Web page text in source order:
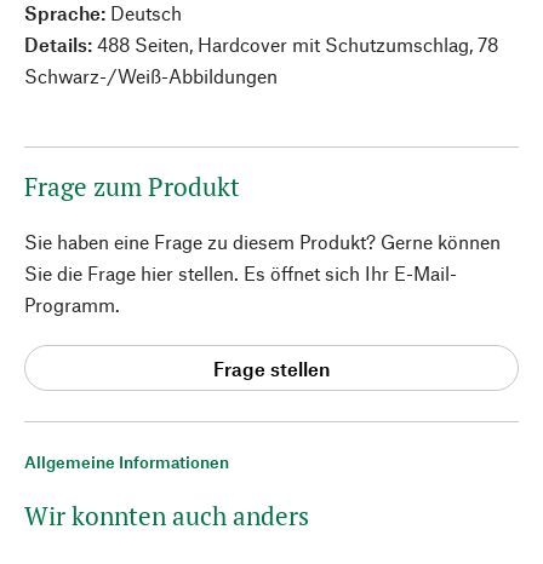
Allgemeine Informationen
Wir konnten auch anders
Sprache: Deutsch
Details: 488 Seiten, Hardcover mit Schutzumschlag, 78
Schwarz-/Weiß-Abbildungen
Frage zum Produkt
Sie haben eine Frage zu diesem Produkt? Gerne können
Sie die Frage hier stellen. Es öffnet sich Ihr E-Mail-
Programm.
Frage stellen